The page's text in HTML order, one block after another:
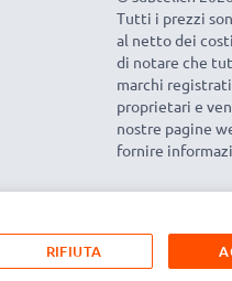
Tutti i prezzi
al netto dei
di notare che
marchi
proprietari e
nostre pagine
fornire
RIFIUTA